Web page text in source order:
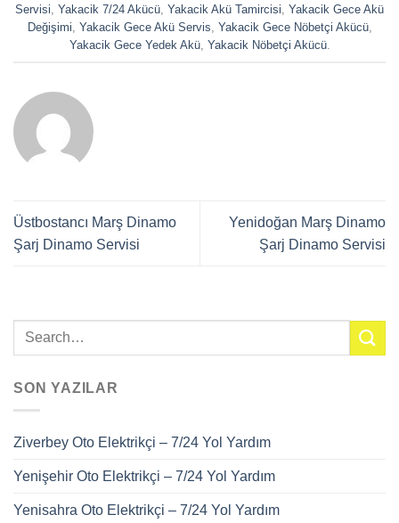
Servisi, Yakacik 7/24 Akücü, Yakacik Akü Tamircisi, Yakacik Gece Akü
Değişimi, Yakacik Gece Akü Servis, Yakacik Gece Nöbetçi Akücü,
Yakacik Gece Yedek Akü, Yakacik Nöbetçi Akücü.
Üstbostancı Marş Dinamo
Şarj Dinamo Servisi
Yenidoğan Marş Dinamo
Şarj Dinamo Servisi
SON YAZILAR
Ziverbey Oto Elektrikçi – 7/24 Yol Yardım
Yenişehir Oto Elektrikçi – 7/24 Yol Yardım
Yenisahra Oto Elektrikçi – 7/24 Yol Yardım